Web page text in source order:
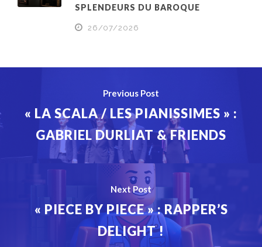
SPLENDEURS DU BAROQUE
26/07/2026
Previous Post
« LA SCALA / LES PIANISSIMES » :
GABRIEL DURLIAT & FRIENDS
Next Post
« PIECE BY PIECE » : RAPPER’S
DELIGHT !